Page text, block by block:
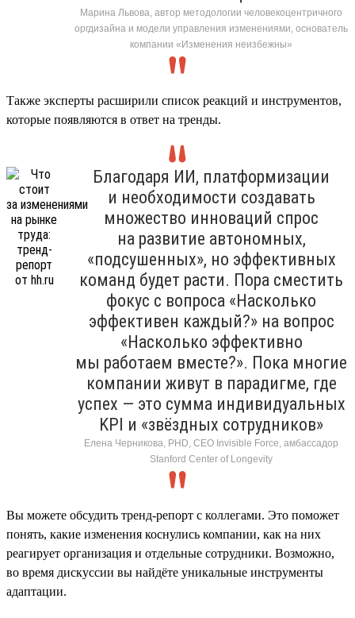
Марина Львова, автор методологии человекоцентричного
оргдизайна и модели управления изменениями, основатель
компании «Изменения неизбежны»
Также эксперты расширили список реакций и инструментов,
которые появляются в ответ на тренды.
Благодаря ИИ, платформизации
и необходимости создавать
множество инноваций спрос
на развитие автономных,
«подсушенных», но эффективных
команд будет расти. Пора сместить
фокус с вопроса «Насколько
эффективен каждый?» на вопрос
«Насколько эффективно
мы работаем вместе?». Пока многие
компании живут в парадигме, где
успех — это сумма индивидуальных
KPI и «звёздных сотрудников»
Елена Черникова, PHD, CEO Invisible Force, амбассадор
Stanford Center of Longevity
Вы можете обсудить тренд-репорт с коллегами. Это поможет
понять, какие изменения коснулись компании, как на них
реагирует организация и отдельные сотрудники. Возможно,
во время дискуссии вы найдёте уникальные инструменты
адаптации.